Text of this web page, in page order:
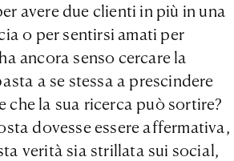
avere due clienti in più in una
o per sentirsi amati per
ancora senso cercare la
a se stessa a prescindere
che la sua ricerca può sortire?
dovesse essere affermativa,
verità sia strillata sui social,